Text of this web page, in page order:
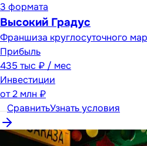
3 формата
Высокий Градус
Франшиза круглосуточного
Прибыль
435 тыс ₽ / мес
Инвестиции
от2 млн ₽
СравнитьУзнать условия